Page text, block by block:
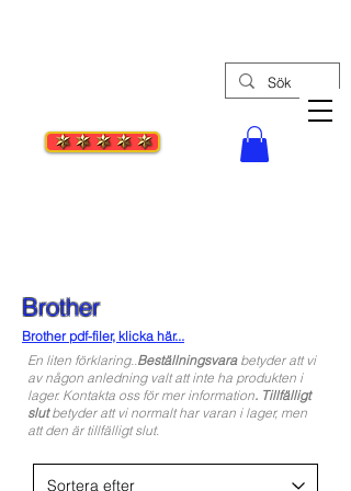
Brother
Brother pdf-filer, klicka här...
En liten förklaring..Beställningsvara betyder att vi
av någon anledning valt att inte ha produkten i
lager. Kontakta oss för mer information. Tillfälligt
slutbetyder att vi normalt har varan i lager, men
att den är tillfälligt slut.